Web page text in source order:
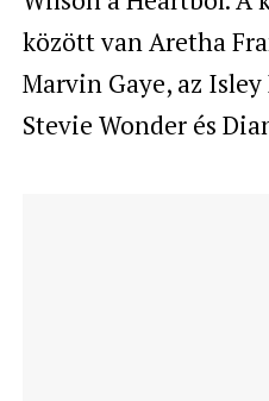
között van Aretha
Marvin Gaye, az
Stevie Wonder és